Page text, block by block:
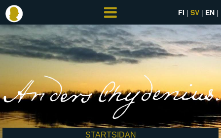
FI SV EN
STARTSIDAN